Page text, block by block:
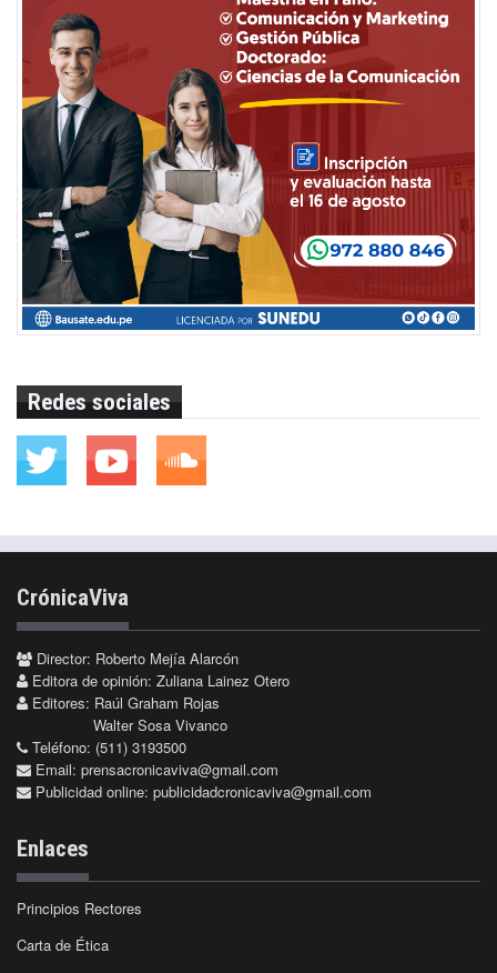
Redes sociales
CrónicaViva
Director: Roberto Mejía Alarcón
Editora de opinión: Zuliana Lainez Otero
Editores: Raúl Graham Rojas
Walter Sosa Vivanco
Teléfono: (511) 3193500
Email: prensacronicaviva@gmail.com
Publicidad online: publicidadcronicaviva@gmail.com
Enlaces
Principios Rectores
Carta de Ética